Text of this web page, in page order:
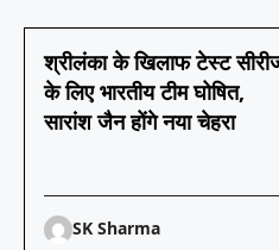
श्रीलंका के खिलाफ टेस्ट
के लिए भारतीय टीम घोषित,
सारांश जैन होंगे नया चेहरा
SK Sharma